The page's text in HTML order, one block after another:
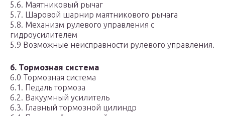
5.6. Маятниковый рычаг
5.7. Шаровой шарнир маятникового рычага
5.8. Механизм рулевого управления с
гидроусилителем
5.9 Возможные неисправности рулевого управления.
6. Тормозная система
6.0 Тормозная система
6.1. Педаль тормоза
6.2. Вакуумный усилитель
6.3. Главный тормозной цилиндр